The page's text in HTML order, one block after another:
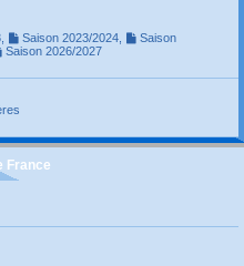
, Saison 2023/2024,
Saison
Saison 2026/2027
France